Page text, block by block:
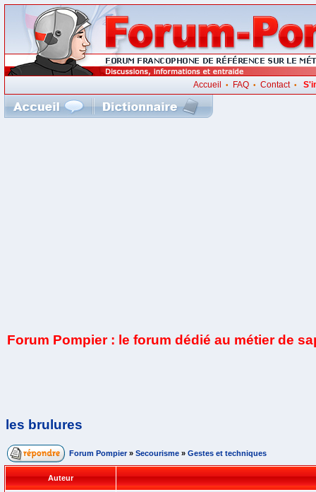
Accueil • FAQ• Contact•
Forum Pompier : le forum dédié au métier de
les brulures
Forum Pompier » Secourisme » Gestes et techniques
Auteur